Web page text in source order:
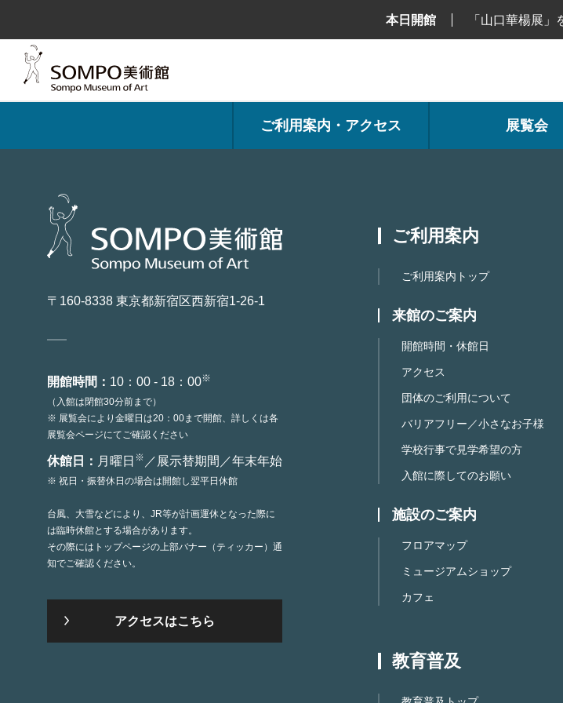
ン
ッ
本日開館 「山口華楊展」
ご利用案内・アクセス 展覧会
〒160-8338 東京都新宿区西新宿1-26-1
開館時間： 10：00 - 18：00※
（入館は閉館30分前まで）
※ 展覧会により金曜日は20：00まで開館、詳しくは各
展覧会ページにてご確認ください
休館日： 月曜日 ※ ／展示替期間／年末年始
※ 祝日・振替休日の場合は開館し翌平日休館
台風、大雪などにより、JR等が計画運休となった際に
は臨時休館とする場合があります。
その際にはトップページの上部バナー（ティッカー）通
知でご確認ください。
アクセスはこちら
ご利用案内
ご利用案内トップ
来館のご案内
開館時間・休館日
アクセス
団体のご利用について
バリアフリー／小さなお子様
学校行事で見学希望の方
入館に際してのお願い
施設のご案内
フロアマップ
ミュージアムショップ
カフェ
教育普及